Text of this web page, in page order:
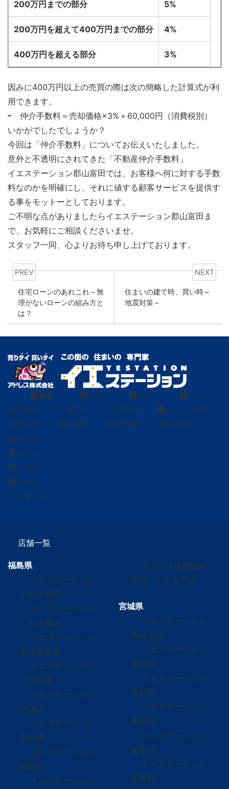
200万円までの部分 5%
200万円を超えて400万円までの部分 4%
400万円を超える部分 3%
因みに400万円以上の売買の際は次の簡略した計算式が利
用できます。
⇨ 仲介手数料＝売却価格×3%＋60,000円（消費税別）
いかがでしたでしょうか？
今回は「仲介手数料」についてお伝えいたしました。
意外と不透明にされてきた「不動産仲介手数料」
イエステーション郡山富田では、お客様へ何に対する手数
料なのかを明確にし、それに値する顧客サービスを提供す
る事をモットーとしております。
ご不明な点がありましたらイエステーション郡山富田ま
で、お気軽にご相談くださいませ。
スタッフ一同、心よりお待ち申し上げております。
PREV
住宅ローンのあれこれ～無
理がないローンの組み方と
は？
NEXT
住まいの建て時、買い時～
地震対策～
総合受
付 0120-
297-011
売りた
い 0120-
139-664
買いた
い 0120-
424-544
貸し たい
借り たい 0120-
302-563
売りたい
買いたい
貸したい
借りたい
リフォーム
店舗一覧
福島県
イエステーション
いわき平店
イエステーション
いわき泉店
イエステーション
郡山富田店
イエステーション
二本松店
イエステーション
伊達店
イエステーション
白河店
イエステーション
相馬店
イエステーション
アドレス賃貸株式
会社 いわき平店
宮城県
イエステーション
南仙台店
イエステーション
岩沼店
イエステーション
白石店
イエステーション
角田店
イエステーション
塩竈店
イエステーション
石巻店